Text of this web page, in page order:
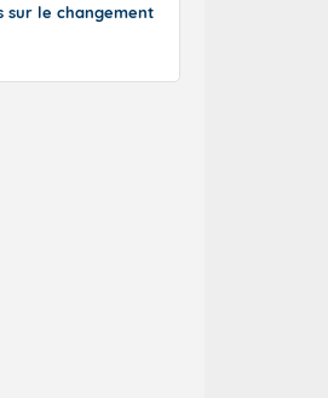
sur le changement